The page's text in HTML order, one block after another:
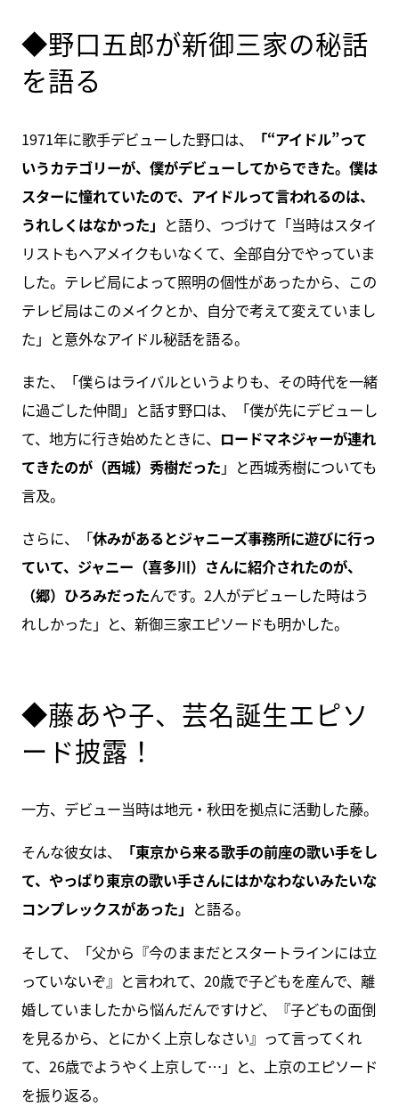
◆野口五郎が新御三家の秘話
を語る
1971年に歌手デビューした野口は、
「“アイドル”って
いうカテゴリーが、僕がデビューしてからできた。僕は
スターに憧れていたので、アイドルって言われるのは、
うれしくはなかった」 と語り、つづけて「当時はスタイ
リストもヘアメイクもいなくて、全部自分でやっていま
した。テレビ局によって照明の個性があったから、この
テレビ局はこのメイクとか、自分で考えて変えていまし
た」と意外なアイドル秘話を語る。
また、「僕らはライバルというよりも、その時代を一緒
に過ごした仲間」と話す野口は、「僕が先にデビューし
て、地方に行き始めたときに、 ロードマネジャーが連れ
てきたのが（西城）秀樹だった 」と西城秀樹についても
言及。
さらに、「休みがあるとジャニーズ事務所に遊びに行っ
ていて、ジャニー（喜多川）さんに紹介されたのが、
（郷）ひろみだったんです。2人がデビューした時はう
れしかった」と、新御三家エピソードも明かした。
◆藤あや子、芸名誕生エピソ
ード披露！
一方、デビュー当時は地元・秋田を拠点に活動した藤。
そんな彼女は、
「東京から来る歌手の前座の歌い手をし
て、やっぱり東京の歌い手さんにはかなわないみたいな
コンプレックスがあった」 と語る。
そして、「父から『今のままだとスタートラインには立
っていないぞ』と言われて、20歳で子どもを産んで、離
婚していましたから悩んだんですけど、『子どもの面倒
を見るから、とにかく上京しなさい』って言ってくれ
て、26歳でようやく上京して…」と、上京のエピソード
を振り返る。